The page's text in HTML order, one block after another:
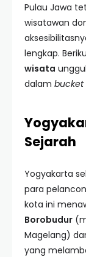
Pulau Jawa
wisatawan
lengkap.
wisata
dalam bucket
Sejarah
Yogyakarta
para
kota ini
Borobudur
Magelang)
yang